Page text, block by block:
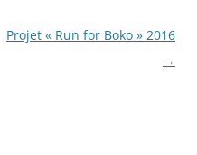
Projet « Run for Boko » 2016
→